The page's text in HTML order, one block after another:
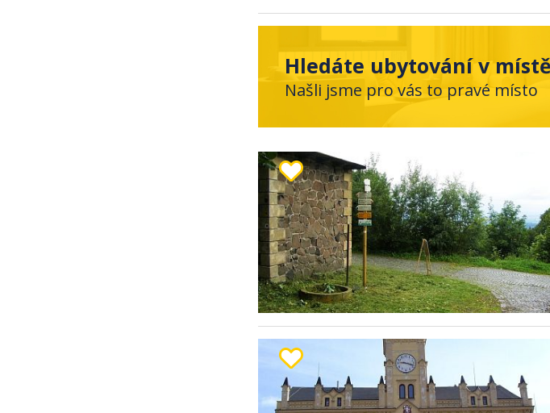
Hledáte ubytování v
Našli jsme pro vás to pravé místo